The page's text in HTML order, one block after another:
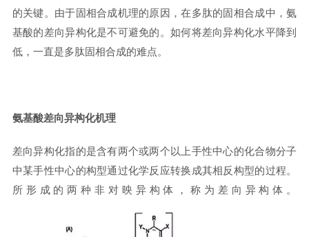
的关键。由于固相合成机理的原因，在多肽的固相合成中，氨
基酸的差向异构化是不可避免的。如何将差向异构化水平降到
低，一直是多肽固相合成的难点。
氨基酸差向异构化机理
差向异构化指的是含有两个或两个以上手性中心的化合物分子
中某手性中心的构型通过化学反应转换成其相反构型的过程。
所形成的两种非对映异构体，称为差向异构体。